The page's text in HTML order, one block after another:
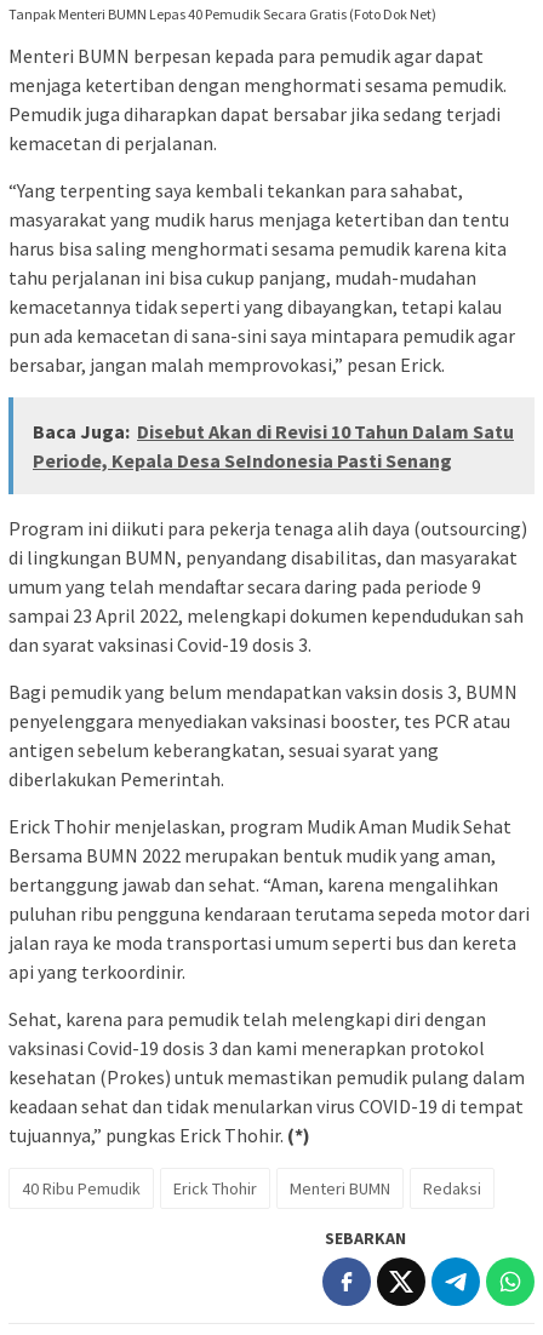
Tanpak Menteri BUMN Lepas 40 Pemudik Secara Gratis (Foto Dok Net)
Menteri BUMN berpesan kepada para pemudik agar dapat
menjaga ketertiban dengan menghormati sesama pemudik.
Pemudik juga diharapkan dapat bersabar jika sedang terjadi
kemacetan di perjalanan.
“Yang terpenting saya kembali tekankan para sahabat,
masyarakat yang mudik harus menjaga ketertiban dan tentu
harus bisa saling menghormati sesama pemudik karena kita
tahu perjalanan ini bisa cukup panjang, mudah-mudahan
kemacetannya tidak seperti yang dibayangkan, tetapi kalau
pun ada kemacetan di sana-sini saya mintapara pemudik agar
bersabar, jangan malah memprovokasi,” pesan Erick.
Baca Juga: Disebut Akan di Revisi 10 Tahun Dalam Satu
Periode, Kepala Desa SeIndonesia Pasti Senang
Program ini diikuti para pekerja tenaga alih daya (outsourcing)
di lingkungan BUMN, penyandang disabilitas, dan masyarakat
umum yang telah mendaftar secara daring pada periode 9
sampai 23 April 2022, melengkapi dokumen kependudukan sah
dan syarat vaksinasi Covid-19 dosis 3.
Bagi pemudik yang belum mendapatkan vaksin dosis 3, BUMN
penyelenggara menyediakan vaksinasi booster, tes PCR atau
antigen sebelum keberangkatan, sesuai syarat yang
diberlakukan Pemerintah.
Erick Thohir menjelaskan, program Mudik Aman Mudik Sehat
Bersama BUMN 2022 merupakan bentuk mudik yang aman,
bertanggung jawab dan sehat. “Aman, karena mengalihkan
puluhan ribu pengguna kendaraan terutama sepeda motor dari
jalan raya ke moda transportasi umum seperti bus dan kereta
api yang terkoordinir.
Sehat, karena para pemudik telah melengkapi diri dengan
vaksinasi Covid-19 dosis 3 dan kami menerapkan protokol
kesehatan (Prokes) untuk memastikan pemudik pulang dalam
keadaan sehat dan tidak menularkan virus COVID-19 di tempat
tujuannya,” pungkas Erick Thohir. (*)
40 Ribu Pemudik Erick Thohir Menteri BUMN Redaksi
SEBARKAN